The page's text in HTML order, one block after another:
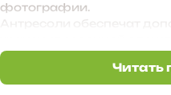
фотографии.
аксессуаров.
Удобная и вместительная
аккуратно хранить все
Читать